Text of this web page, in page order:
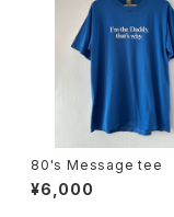
80's Message tee
¥6,000